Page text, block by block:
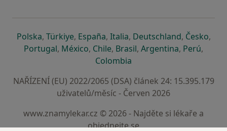
Polskase otevře v nové záložce
, Türkiyese otevře v nové záložce
, Españase otevře v nové záložce
, Italiase otevře v nové záložce
, Deutschlandse otevře v
, Českose
,
Portugalse otevře v nové záložce
, Méxicose otevře v nové záložce
, Chilese otevře v nové záložce
, Brasilse otevře v nové
, Argentinase otevře v
, Perúse
,
Colombia
NAŘÍZENÍ (EU) 2022/2065 (DSA) článek 24: 15.395.179
uživatelů/měsíc - Červen 2026
www.znamylekar.cz © 2026 - Najděte si lékaře a
objednejte se